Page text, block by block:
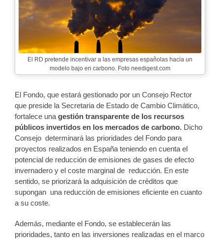
El RD pretende incentivar a las empresas españolas hacia un
modelo bajo en carbono. Foto needigest.com
El Fondo, que estará gestionado por un Consejo Rector
que preside la Secretaria de Estado de Cambio Climático,
fortalece una gestión transparente de los recursos
públicos invertidos en los mercados de carbono. Dicho
Consejo determinará las prioridades del Fondo para
proyectos realizados en España teniendo en cuenta el
potencial de reducción de emisiones de gases de efecto
invernadero y el coste marginal de reducción. En este
sentido, se priorizará la adquisición de créditos que
supongan una reducción de emisiones eficiente en cuanto
a su coste.
Además, mediante el Fondo, se establecerán las
prioridades, tanto en las inversiones realizadas en el marco